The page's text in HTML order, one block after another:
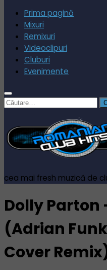
Prima pagină
Mixuri
Remixuri
Videoclipuri
Cluburi
Evenimente
Caută
cea mai fresh muzică de
Dolly Parton
(Adrian
Cover